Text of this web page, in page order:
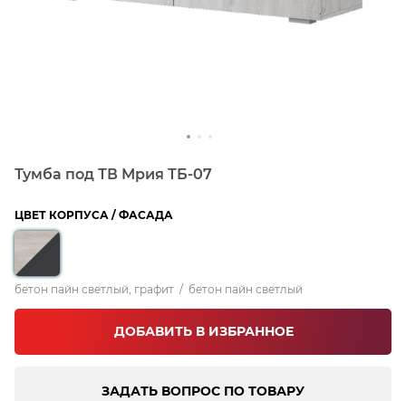
Тумба под ТВ Мрия ТБ-07
ЦВЕТ КОРПУСА / ФАСАДА
бетон пайн светлый, графит / бетон пайн светлый
ДОБАВИТЬ В ИЗБРАННОЕ
ЗАДАТЬ ВОПРОС ПО ТОВАРУ